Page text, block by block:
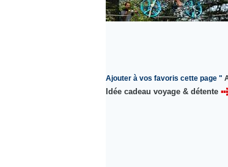
Ajouter à vos favoris cette page "
Idée cadeau voyage & détente